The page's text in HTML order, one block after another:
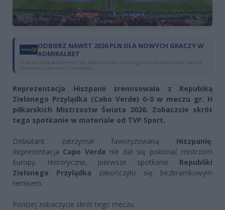
ODBIERZ NAWET 2026 PLN DLA NOWYCH GRACZY W
ADMIRALBET
Tylko dla osób pełnoletnich 18+. Reklamujemy tylko legalnych bukmacherów. Hazard
stwarza ryzyko straty finansowej.
Reprezentacja Hiszpanii zremisowała z Repubiką
Zielonego Przylądka (Cabo Verde) 0-0 w meczu gr. H
piłkarskich Mistrzostw Świata 2026. Zobaczcie skrót
tego spotkanie w materiale od TVP Sport.
Debiutant zatrzymał faworyzowaną Hiszpanię.
Reprezentacja Capo Verde nie dał się pokonać mistrzom
Europy. Historyczne, pierwsze spotkanie Republiki
Zielonego Przylądka zakończyło się bezbramkowym
remisem.
Poniżej zobaczycie skrót tego meczu.